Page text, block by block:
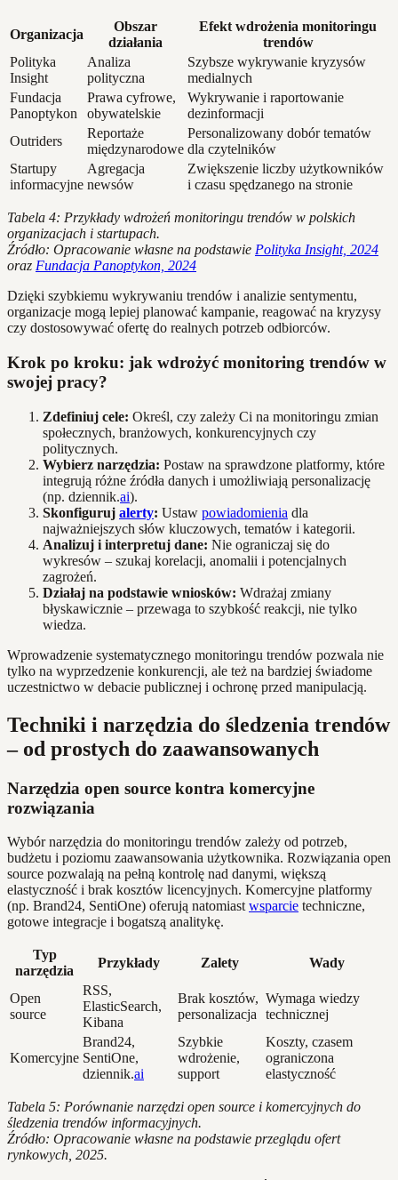
Organizacja
Obszar
działania
Efekt wdrożenia monitoringu
trendów
Polityka
Insight
Analiza
polityczna
Szybsze wykrywanie kryzysów
medialnych
Fundacja
Panoptykon
Prawa cyfrowe,
obywatelskie
Wykrywanie i raportowanie
dezinformacji
Outriders
Reportaże
międzynarodowe
Personalizowany dobór tematów
dla czytelników
Startupy
informacyjne
Agregacja
newsów
Zwiększenie liczby użytkowników
i czasu spędzanego na stronie
Tabela 4: Przykłady wdrożeń monitoringu trendów w polskich
organizacjach i startupach.
Źródło: Opracowanie własne na podstawie Polityka Insight, 2024
oraz Fundacja Panoptykon, 2024
Dzięki szybkiemu wykrywaniu trendów i analizie sentymentu,
organizacje mogą lepiej planować kampanie, reagować na kryzysy
czy dostosowywać ofertę do realnych potrzeb odbiorców.
Krok po kroku: jak wdrożyć monitoring trendów w
swojej pracy?
Zdefiniuj cele: Określ, czy zależy Ci na monitoringu zmian
społecznych, branżowych, konkurencyjnych czy
politycznych.
Wybierz narzędzia: Postaw na sprawdzone platformy, które
integrują różne źródła danych i umożliwiają personalizację
(np. dziennik.ai).
Skonfiguruj alerty: Ustaw powiadomienia dla
najważniejszych słów kluczowych, tematów i kategorii.
Analizuj i interpretuj dane: Nie ograniczaj się do
wykresów – szukaj korelacji, anomalii i potencjalnych
zagrożeń.
Działaj na podstawie wniosków: Wdrażaj zmiany
błyskawicznie – przewaga to szybkość reakcji, nie tylko
wiedza.
Wprowadzenie systematycznego monitoringu trendów pozwala nie
tylko na wyprzedzenie konkurencji, ale też na bardziej świadome
uczestnictwo w debacie publicznej i ochronę przed manipulacją.
Techniki i narzędzia do śledzenia trendów
– od prostych do zaawansowanych
Narzędzia open source kontra komercyjne
rozwiązania
Wybór narzędzia do monitoringu trendów zależy od potrzeb,
budżetu i poziomu zaawansowania użytkownika. Rozwiązania open
source pozwalają na pełną kontrolę nad danymi, większą
elastyczność i brak kosztów licencyjnych. Komercyjne platformy
(np. Brand24, SentiOne) oferują natomiastwsparcie techniczne,
gotowe integracje i bogatszą analitykę.
Typ
narzędzia
Przykłady Zalety Wady
Open
source
RSS,
ElasticSearch,
Kibana
Brak kosztów,
personalizacja
Wymaga wiedzy
technicznej
Komercyjne
Brand24,
SentiOne,
dziennik.ai
Szybkie
wdrożenie,
support
Koszty, czasem
ograniczona
elastyczność
Tabela 5: Porównanie narzędzi open source i komercyjnych do
śledzenia trendów informacyjnych.
Źródło: Opracowanie własne na podstawie przeglądu ofert
rynkowych, 2025.